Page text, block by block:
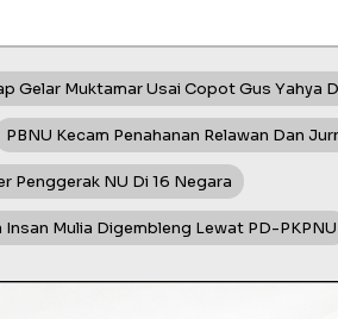
Gelar Muktamar Usai Copot Gus Yahya
PBNU Kecam Penahanan Relawan Dan
Penggerak NU Di 16 Negara
Insan Mulia Digembleng Lewat PD-PKPNU